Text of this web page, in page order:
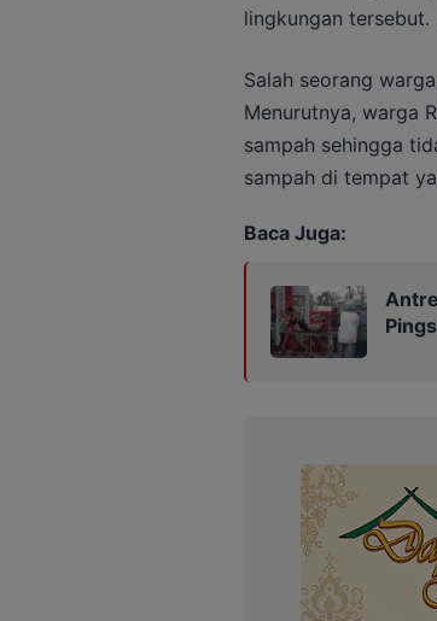
lingkungan tersebut.
Salah seorang
Menurutnya, warga
sampah sehingga
sampah di tempat
Baca Juga: